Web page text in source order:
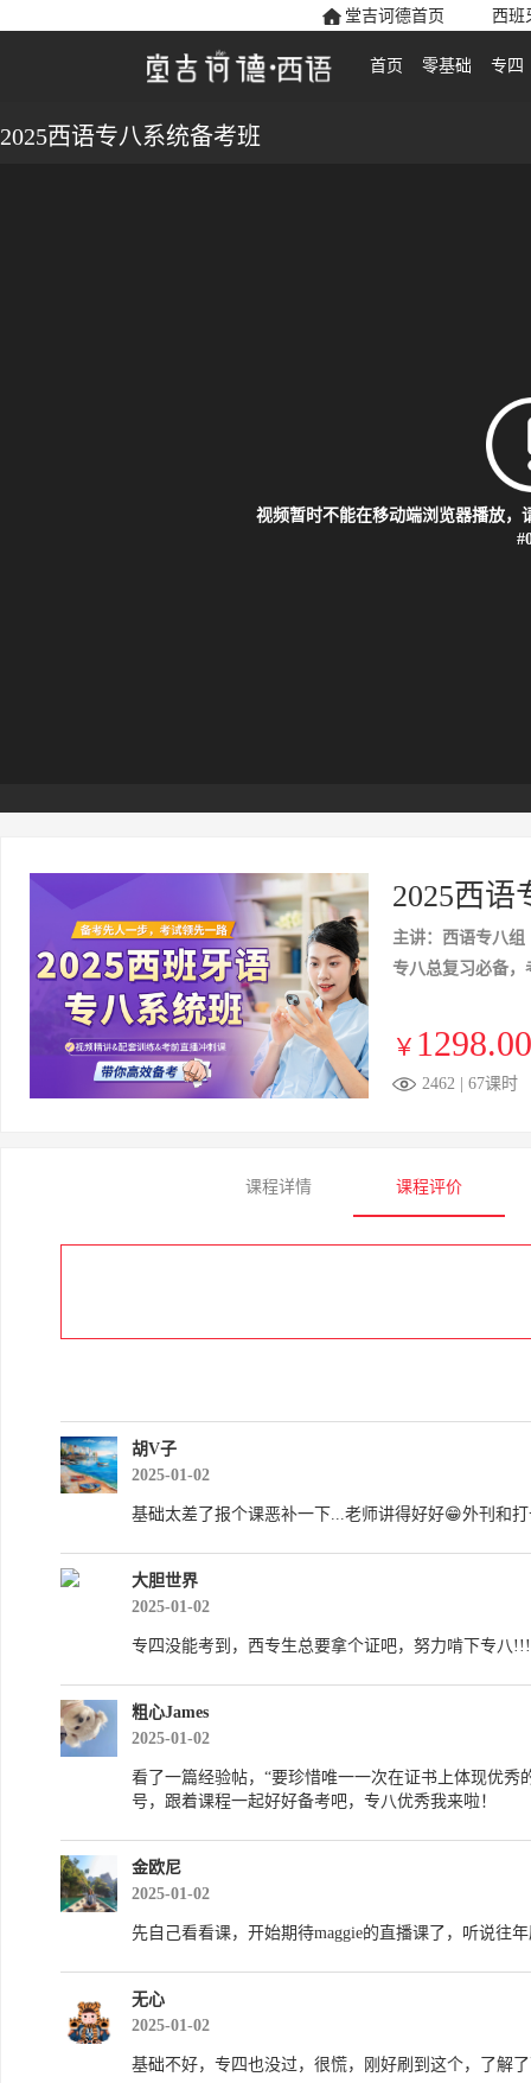
堂吉诃德首页 西班
首页 零基础 专四
2025西语专八系统备考班
视频暂时不能在移动端浏览器播放，
2025西语
主讲：西语专八组
专八总复习必备，
￥ 1298.00
2462 | 67课时
课程详情 课程评价
胡V子
2025-01-02
基础太差了报个课恶补一下...老师讲得好好😁外刊和
大胆世界
2025-01-02
专四没能考到，西专生总要拿个证吧，努力啃下专八!!!
粗心James
2025-01-02
看了一篇经验帖，“要珍惜唯一一次在证书上体现优
号，跟着课程一起好好备考吧，专八优秀我来啦！
金欧尼
2025-01-02
先自己看看课，开始期待maggie的直播课了，听说往
无心
2025-01-02
基础不好，专四也没过，很慌，刚好刷到这个，了解